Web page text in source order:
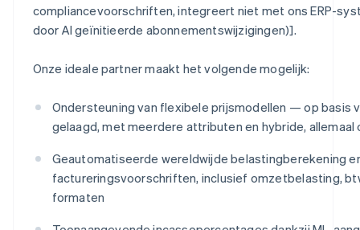
compliancevoorschriften, integreert niet met ons ERP-
door AI geïnitieerde abonnementswijzigingen)].
Onze ideale partner maakt het volgende mogelijk:
Ondersteuning van flexibele prijsmodellen — op basis
gelaagd, met meerdere attributen en hybride,
Geautomatiseerde wereldwijde belastingberekening
factureringsvoorschriften, inclusief omzetbelasting,
formaten